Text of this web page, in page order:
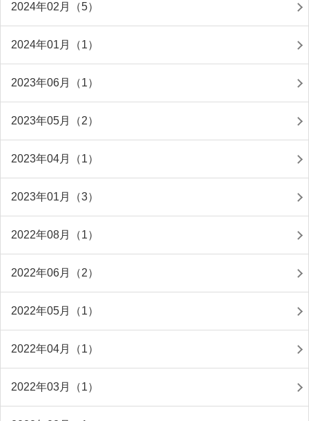
2024年02月（5）
2024年01月（1）
2023年06月（1）
2023年05月（2）
2023年04月（1）
2023年01月（3）
2022年08月（1）
2022年06月（2）
2022年05月（1）
2022年04月（1）
2022年03月（1）